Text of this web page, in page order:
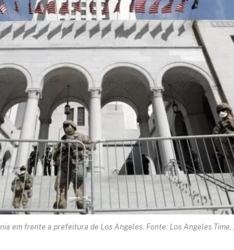
em frente a prefeitura de Los Angeles. Fonte: Los Angeles Time,